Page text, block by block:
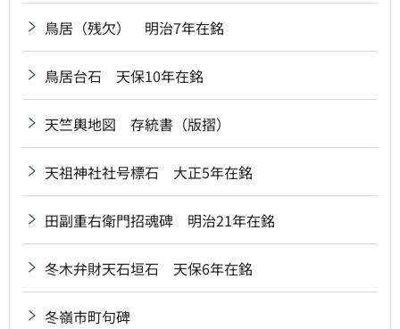
鳥居（残欠） 明治7年在銘
鳥居台石 天保10年在銘
天竺輿地図 存統書（版摺）
天祖神社社号標石 大正5年在銘
田副重右衛門招魂碑 明治21年在銘
冬木弁財天石垣石 天保6年在銘
冬嶺市町句碑